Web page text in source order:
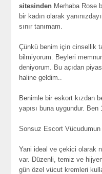
sitesinden Merhaba Rose
bir kadın olarak
sınır tanımam.
Çünkü benim için cinsellik
bilmiyorum. Beyleri
deniyorum. Bu açıdan
haline geldim..
Benimle bir eskort kızdan
yapısı buna uygundur.
Sonsuz Escort
Yani ideal ve çekici olarak
var. Düzenli, temiz ve
gün özel vücut kremleri